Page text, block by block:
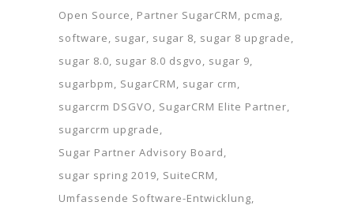
Open Source
Partner SugarCRM
pcmag
software
sugar sugar 8 sugar 8 upgrade
sugar 8.0 sugar 8.0 dsgvo
sugar 9
sugarbpm
SugarCRM
sugar crm
sugarcrm DSGVO
SugarCRM Elite Partner
sugarcrm upgrade
Sugar Partner Advisory Board
sugar spring 2019 SuiteCRM
Umfassende Software-Entwicklung